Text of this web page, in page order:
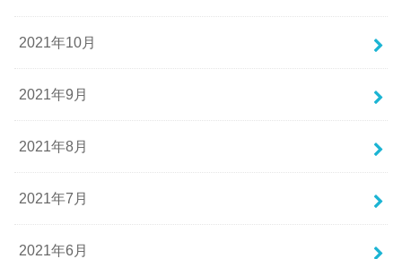
2021年10月
2021年9月
2021年8月
2021年7月
2021年6月